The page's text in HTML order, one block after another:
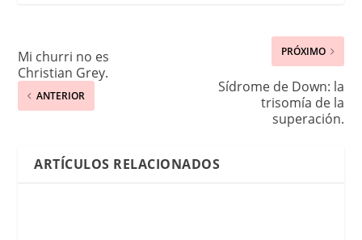
Mi churri no es
Christian Grey.
ANTERIOR
PRÓXIMO
Sídrome de Down: la
trisomía de la
superación.
ARTÍCULOS RELACIONADOS